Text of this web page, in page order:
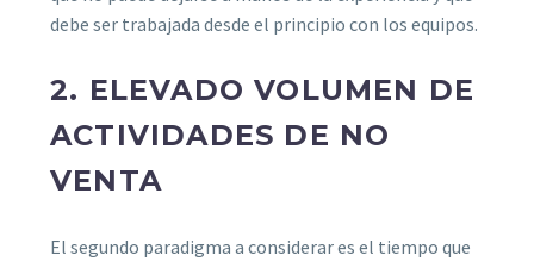
debe ser trabajada desde el principio con los equipos.
2. ELEVADO VOLUMEN DE
ACTIVIDADES DE NO
VENTA
El segundo paradigma a considerar es el tiempo que